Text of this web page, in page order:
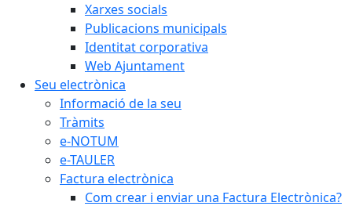
Xarxes socials
Publicacions municipals
Identitat corporativa
Web Ajuntament
Seu electrònica
Informació de la seu
Tràmits
e-NOTUM
e-TAULER
Factura electrònica
Com crear i enviar una Factura Electrònica?